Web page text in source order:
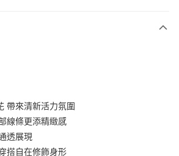
彰化商業銀行
台北富邦商業銀行
台中商業銀行
帶來清新活力氛圍
線條更添精緻感
透展現
搭自在修飾身形